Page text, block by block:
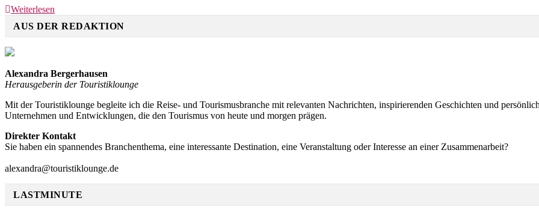
Weiterlesen
AUS DER REDAKTION
Alexandra Bergerhausen
Herausgeberin der Touristiklounge
Mit der Touristiklounge begleite ich die Reise- und Tourismusbranche mit relevanten Nachrichten, inspirierenden Geschichten und
Unternehmen und Entwicklungen, die den Tourismus von heute und morgen prägen.
Direkter Kontakt
Sie haben ein spannendes Branchenthema, eine interessante Destination, eine Veranstaltung oder Interesse an einer Zusammenarbeit?
alexandra@touristiklounge.de
LASTMINUTE